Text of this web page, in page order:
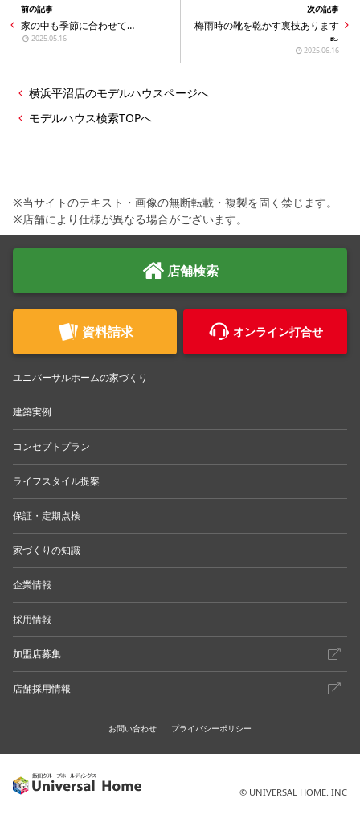
前の記事
家の中も季節に合わせて…
2025.05.16
次の記事
梅雨時の靴を乾かす裏技あります
👞
2025.06.16
横浜平沼店のモデルハウスページへ
モデルハウス検索TOPへ
※当サイトのテキスト・画像の無断転載・複製を固く禁じます。
※店舗により仕様が異なる場合がございます。
店舗検索
資料請求 オンライン打合せ
ユニバーサルホームの家づくり
建築実例
コンセプトプラン
ライフスタイル提案
保証・定期点検
家づくりの知識
企業情報
採用情報
加盟店募集
店舗採用情報
お問い合わせ プライバシーポリシー
© UNIVERSAL HOME. INC